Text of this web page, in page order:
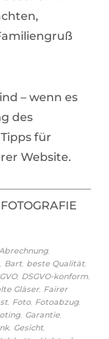
– wenn es
des
für
Website.
,
, Bart, beste Qualität,
, DSGVO-konform,
Gläser, Fairer
, Foto, Fotoabzug,
, Garantie,
, Gesicht,